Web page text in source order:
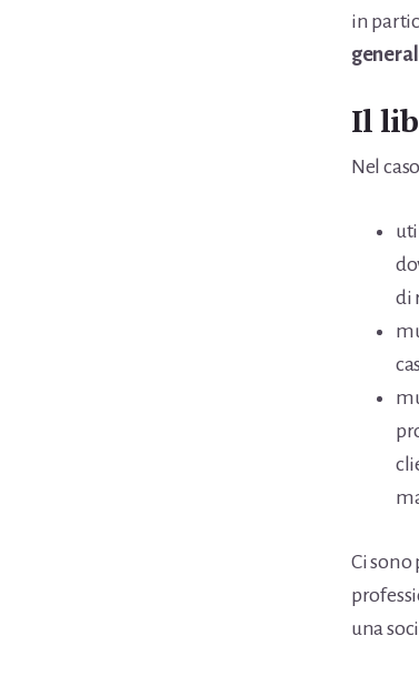
in
Il
Nel
di
Ci
una